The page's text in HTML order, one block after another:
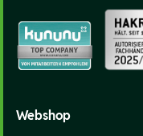
Webshop